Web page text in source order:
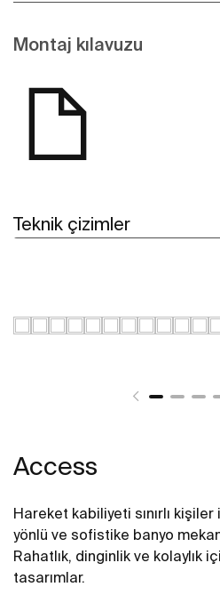
Montaj kılavuzu
Teknik çizimler
Access
Hareket kabiliyeti sınırlı
yönlü ve sofistike banyo
Rahatlık, dinginlik ve kolaylık
tasarımlar.